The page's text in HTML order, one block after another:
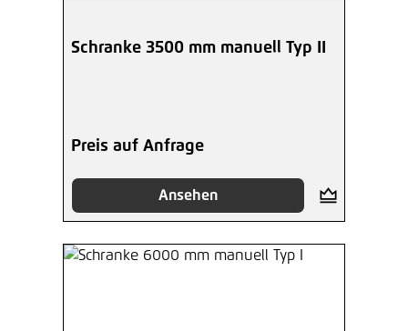
Schranke 3500 mm manuell Typ II
Preis auf Anfrage
Ansehen